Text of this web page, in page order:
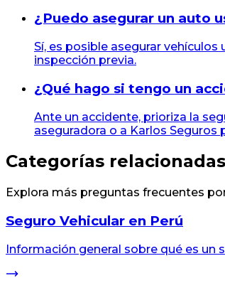
¿Puedo asegurar un auto
Sí, es posible asegurar
inspección previa.
¿Qué hago si tengo un
Ante un accidente, prioriza la
aseguradora o a Karlos Seguros
Categorías relacionadas
Explora más preguntas frecuentes
Seguro Vehicular en Perú
Información general sobre qué es un